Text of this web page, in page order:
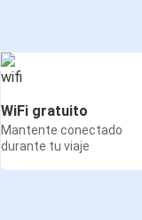
WiFi gratuito
Mantente conectado
durante tu viaje